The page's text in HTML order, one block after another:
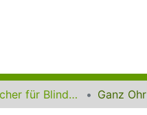
Digitale Bücher für Blinde und Sehbehinderte Ganz Ohr